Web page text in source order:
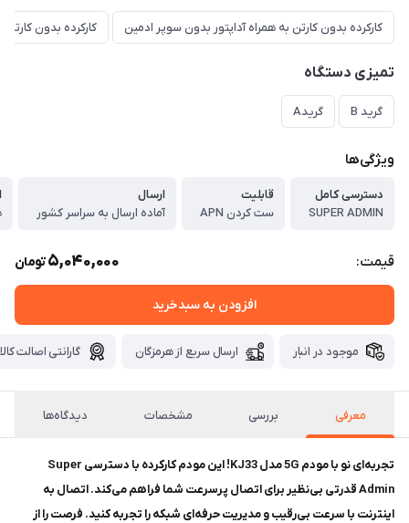
کارکرده بدون کارتن به همراه آداپتور بدون سوپر ادمین کارکرده بدون کارتن
تمیزی دستگاه
گرید B گریدA
ویژگی‌ها
دسترسی کامل
SUPER ADMIN
قابلیت
ست کردن APN
ارسال
آماده ارسال به سراسر کشور
قیمت: 5,040,000تومان
افزودن به سبدخرید
موجود در انبار ارسال سریع از هرمزگان گارانتی اصالت کالا
معرفی بررسی مشخصات دیدگاه‌ها
تجربه‌ای نو با مودم 5G مدل KJ33! این مودم کارکرده با دسترسی Super
Admin قدرتی بی‌نظیر برای اتصال پرسرعت شما فراهم می‌کند. اتصال به
اینترنت با سرعت بی‌رقیب و مدیریت حرفه‌ای شبکه را تجربه کنید. فرصت را از